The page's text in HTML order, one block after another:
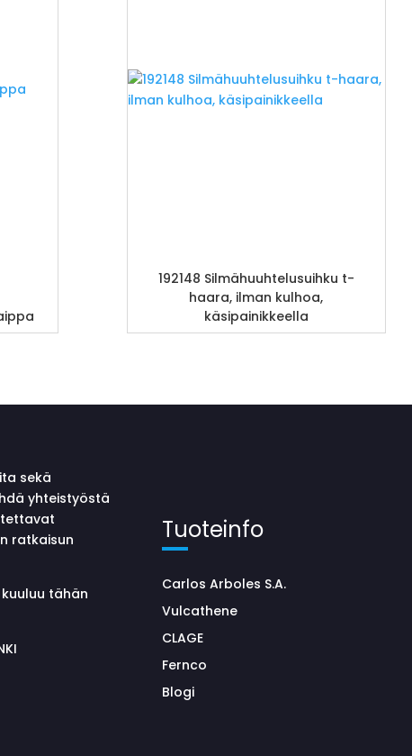
192148 Silmähuuhtelusuihku t-
haara, ilman kulhoa,
käsipainikkeella
sekä
yhteistyöstä
ratkaisun
tähän
Tuoteinfo
Carlos Arboles S.A.
Vulcathene
CLAGE
Fernco
Blogi